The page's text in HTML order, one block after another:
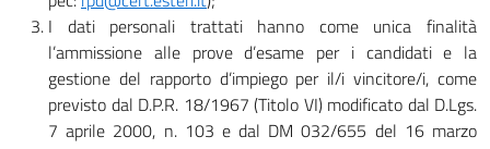
I dati personali trattati hanno come unica finalità
l’ammissione alle prove d’esame per i candidati e la
gestione del rapporto d’impiego per il/i vincitore/i, come
previsto dal D.P.R. 18/1967 (Titolo VI) modificato dal D.Lgs.
7 aprile 2000, n. 103 e dal DM 032/655 del 16 marzo